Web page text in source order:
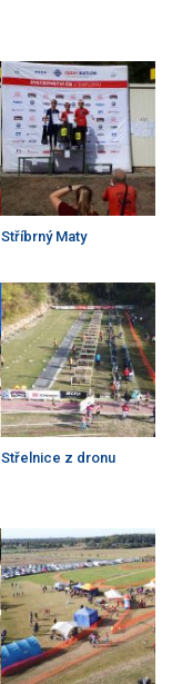
Stříbrný Maty
Střelnice z dronu